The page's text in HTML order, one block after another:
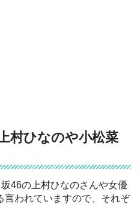
村ひなのや小松菜
46の上村ひなのさんや女優
言われていますので、それぞ